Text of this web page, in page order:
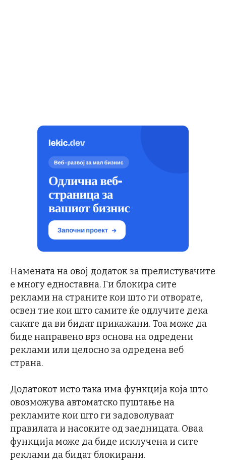
Намената на овој додаток за прелистувачите
е многу едноставна. Ги блокира сите
реклами на страните кои што ги отворате,
освен тие кои што самите ќе одлучите дека
сакате да ви бидат прикажани. Тоа може да
биде направено врз основа на одредени
реклами или целосно за одредена веб
страна.
Додатокот исто така има функција која што
овозможува автоматско пуштање на
рекламите кои што ги задоволуваат
правилата и насоките од заедницата. Оваа
функција може да биде исклучена и сите
реклами да бидат блокирани.